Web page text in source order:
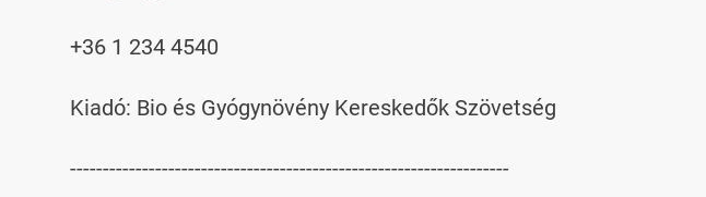
+36 1 234 4540
Kiadó: Bio és Gyógynövény Kereskedők Szövetség
-------------------------------------------------------------------